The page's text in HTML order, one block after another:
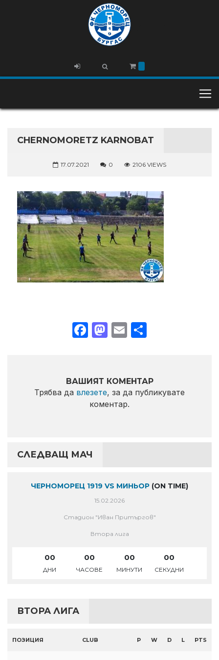
CHERNOMORETZ KARNOBAT
17.07.2021 0 2106 VIEWS
Facebook
Mastodon
Email
ВАШИЯТ КОМЕНТАР
Трябва да влезете, за да публикувате
коментар.
СЛЕДВАЩ МАЧ
ЧЕРНОМОРЕЦ 1919 VS МИНЬОР (ON TIME)
15.02.2026
Стадион "Иван Притъргов"
Втора лига
00
ДНИ
00
ЧАСОВЕ
00
МИНУТИ
00
СЕКУДНИ
ВТОРА ЛИГА
ПОЗИЦИЯ CLUB P W D L PTS